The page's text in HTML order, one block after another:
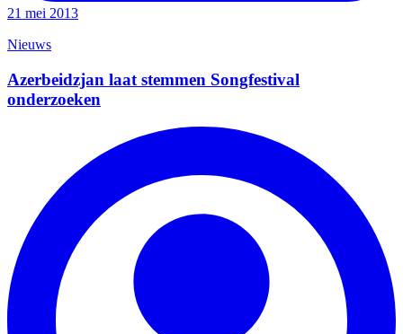
21 mei 2013
Nieuws
Azerbeidzjan laat stemmen Songfestival
onderzoeken